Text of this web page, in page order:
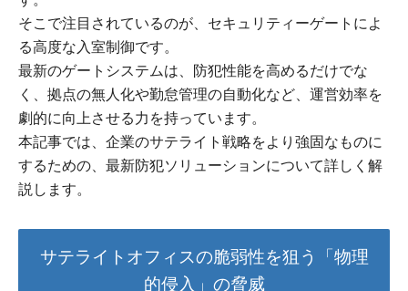
そこで注目されているのが、セキュリティーゲートによ
る高度な入室制御です。
最新のゲートシステムは、防犯性能を高めるだけでな
く、拠点の無人化や勤怠管理の自動化など、運営効率を
劇的に向上させる力を持っています。
本記事では、企業のサテライト戦略をより強固なものに
するための、最新防犯ソリューションについて詳しく解
説します。
サテライトオフィスの脆弱性を狙う「物理
的侵入」の脅威